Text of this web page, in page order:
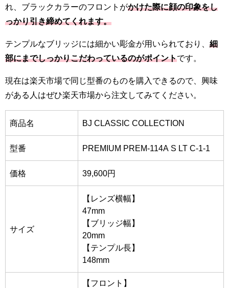
れ、ブラックカラーのフロントがかけた際に顔の印象をし
っかり引き締めてくれます。
テンプルなブリッジには細かい彫金が用いられており、 細
部にまでしっかりこだわっているのがポイントです。
現在は楽天市場で同じ型番のものを購入できるので、興味
がある人はぜひ楽天市場から注文してみてください。
商品名 BJ CLASSIC COLLECTION
型番 PREMIUM PREM-114A S LT C-1-1
価格 39,600円
サイズ
【レンズ横幅】
47mm
【ブリッジ幅】
20mm
【テンプル長】
148mm
【フロント】